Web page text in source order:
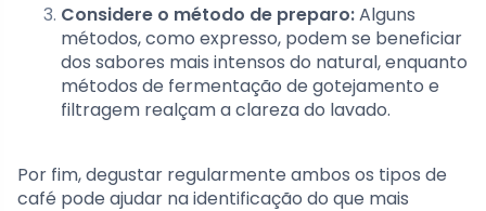
Considere o método de preparo:Alguns
métodos, como expresso, podem se beneficiar
dos sabores mais intensos do natural, enquanto
métodos de fermentação de gotejamento e
filtragem realçam a clareza do lavado.
Por fim, degustar regularmente ambos os tipos de
café pode ajudar na identificação do que mais